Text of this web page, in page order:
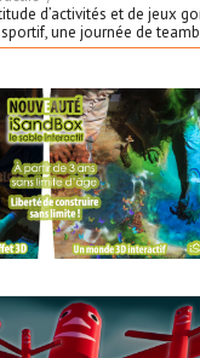
d’activités et de jeux
une journée de